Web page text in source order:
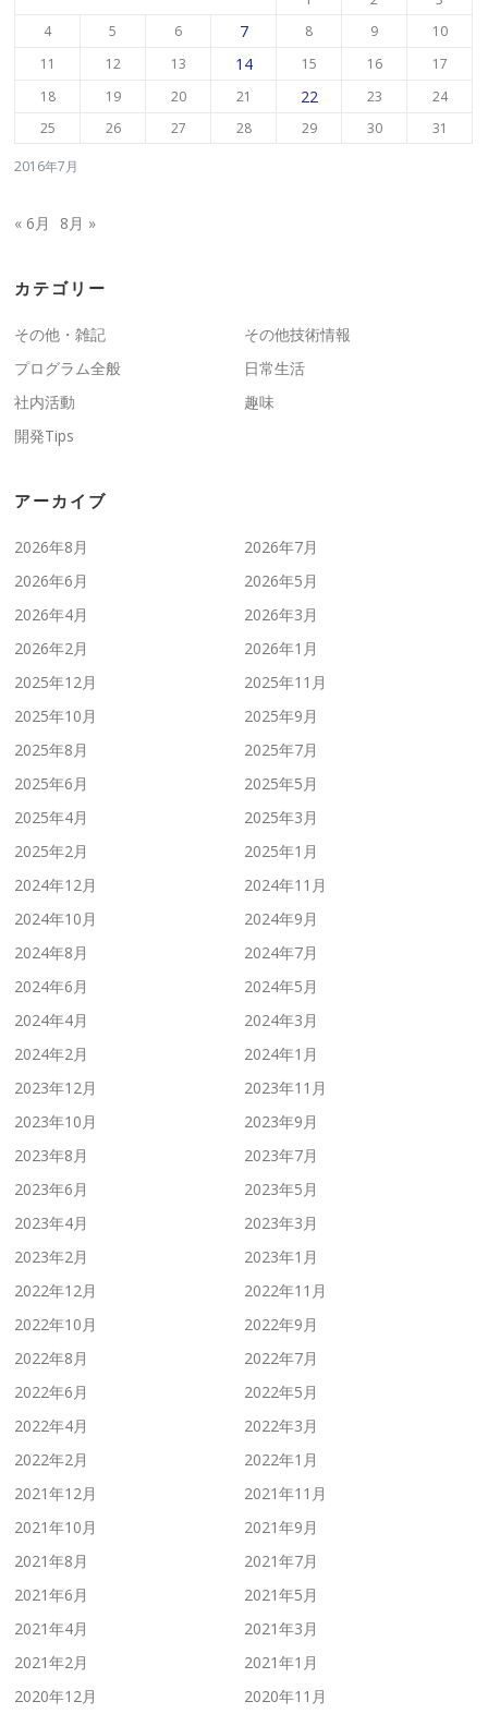
2016年7月
4
5 6 7 8 9
10
11
12 13 14 15 16
17
18
19 20 21 22 23
24
25
26 27 28 29 30 31
« 6月 8月 »
カテゴリー
その他・雑記
その他技術情報
プログラム全般
日常生活
社内活動
趣味
開発Tips
アーカイブ
2026年8月
2026年7月
2026年6月
2026年5月
2026年4月
2026年3月
2026年2月
2026年1月
2025年12月
2025年11月
2025年10月
2025年9月
2025年8月
2025年7月
2025年6月
2025年5月
2025年4月
2025年3月
2025年2月
2025年1月
2024年12月
2024年11月
2024年10月
2024年9月
2024年8月
2024年7月
2024年6月
2024年5月
2024年4月
2024年3月
2024年2月
2024年1月
2023年12月
2023年11月
2023年10月
2023年9月
2023年8月
2023年7月
2023年6月
2023年5月
2023年4月
2023年3月
2023年2月
2023年1月
2022年12月
2022年11月
2022年10月
2022年9月
2022年8月
2022年7月
2022年6月
2022年5月
2022年4月
2022年3月
2022年2月
2022年1月
2021年12月
2021年11月
2021年10月
2021年9月
2021年8月
2021年7月
2021年6月
2021年5月
2021年4月
2021年3月
2021年2月
2021年1月
2020年12月
2020年11月